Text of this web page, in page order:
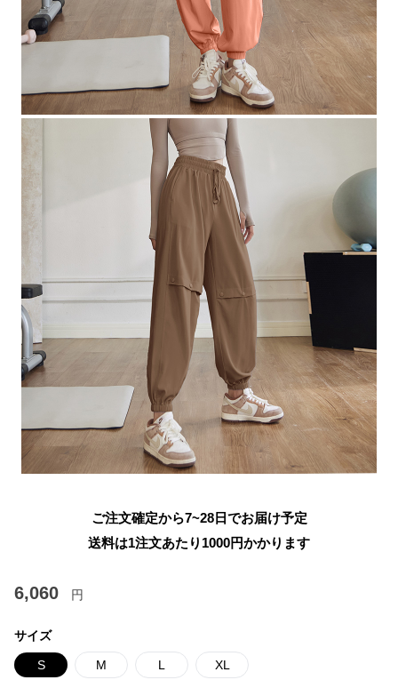
ご注文確定から7~28日でお届け予定
送料は1注文あたり 1000円かかります
6,060 円
サイズ
S M L XL